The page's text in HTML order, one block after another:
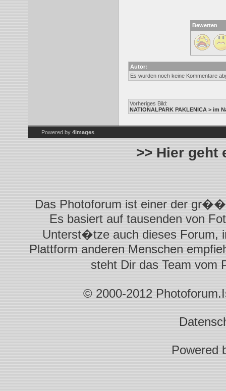
Bewerten
Autor:
Es wurden noch keine Kommentare
Vorheriges Bild:
NATIONALPARK PAKLENICA > im
Powered by 4images
>> Hier geht
Das Photoforum ist einer der
Es basiert auf tausenden von
Unterst�tze auch dieses Forum,
Plattform anderen Menschen
steht Dir das Team vom
© 2000-2012
Powered